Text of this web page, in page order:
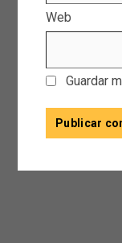
Web
Guardar